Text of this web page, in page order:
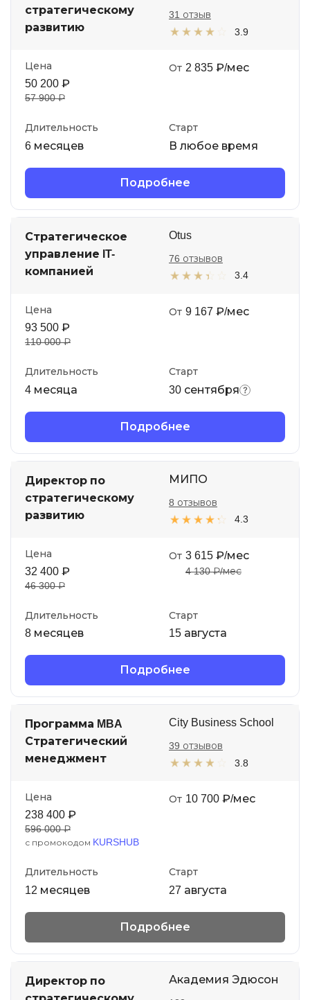
стратегическому
развитию
3.9
31 отзыв
Цена
50 200 ₽
57 900 ₽
От 2 835 ₽/мес
Длительность
6 месяцев
Старт
В любое время
Подробнее
Стратегическое
управление IT-
компанией
Otus
3.4
76 отзывов
Цена
93 500 ₽
110 000 ₽
От 9 167 ₽/мес
Длительность
4 месяца
Старт
30 сентября
Подробнее
Директор по
стратегическому
развитию
МИПО
4.3
8 отзывов
Цена
32 400 ₽
46 300 ₽
От 3 615 ₽/мес
4 130 ₽/мес
Длительность
8 месяцев
Старт
15 августа
Подробнее
Программа MBA
Стратегический
менеджмент
City Business School
3.8
39 отзывов
Цена
238 400 ₽
596 000 ₽
с промокодом KURSHUB
От 10 700 ₽/мес
Длительность
12 месяцев
Старт
27 августа
Подробнее
Директор по
Академия Эдюсон